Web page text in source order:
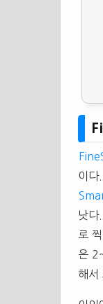
이다
낫다
로
은
해서